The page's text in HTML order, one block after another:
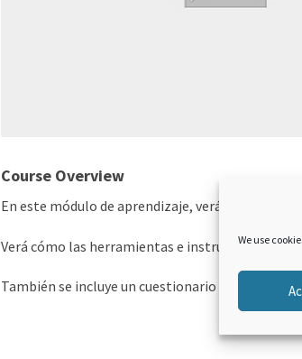
We use
Course Overview
En este módulo de aprendizaje, verá los
Verá cómo las herramientas e instrumentos de
También se incluye un cuestionario para evaluar